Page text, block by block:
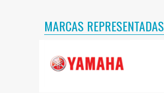
MARCAS REPRESENTADAS